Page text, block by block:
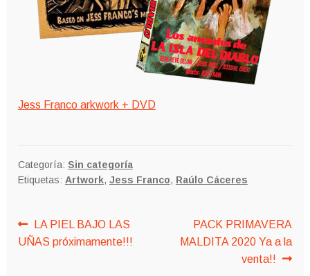
Jess Franco arkwork + DVD
Categoría: Sin categoría
Etiquetas: Artwork, Jess Franco, Raúlo Cáceres
Navegación
de
Anterior:
LA PIEL BAJO LAS
UÑAS próximamente!!!
Siguiente:
PACK PRIMAVERA
MALDITA 2020 Ya a la
venta!!